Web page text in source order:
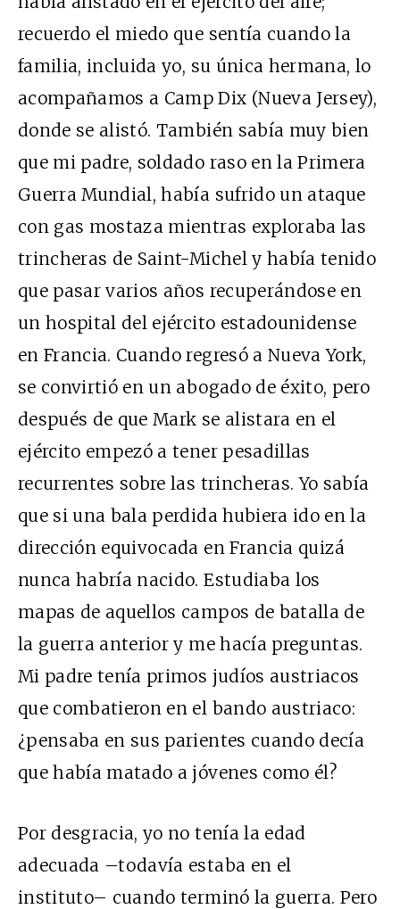
recuerdo el miedo que sentía cuando la
familia, incluida yo, su única hermana, lo
acompañamos a Camp Dix (Nueva Jersey),
donde se alistó. También sabía muy bien
que mi padre, soldado raso en la Primera
Guerra Mundial, había sufrido un ataque
con gas mostaza mientras exploraba las
trincheras de Saint-Michel y había tenido
que pasar varios años recuperándose en
un hospital del ejército estadounidense
en Francia. Cuando regresó a Nueva York,
se convirtió en un abogado de éxito, pero
después de que Mark se alistara en el
ejército empezó a tener pesadillas
recurrentes sobre las trincheras. Yo sabía
que si una bala perdida hubiera ido en la
dirección equivocada en Francia quizá
nunca habría nacido. Estudiaba los
mapas de aquellos campos de batalla de
la guerra anterior y me hacía preguntas.
Mi padre tenía primos judíos austriacos
que combatieron en el bando austriaco:
¿pensaba en sus parientes cuando decía
que había matado a jóvenes como él?
Por desgracia, yo no tenía la edad
adecuada –todavía estaba en el
instituto– cuando terminó la guerra. Pero